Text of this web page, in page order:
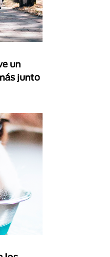
un
junto